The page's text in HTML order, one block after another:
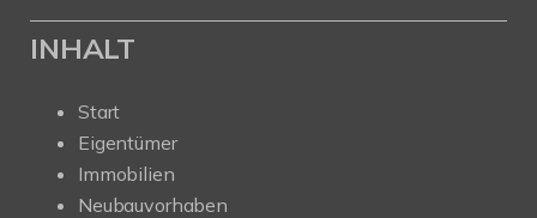
INHALT
Start
Eigentümer
Immobilien
Neubauvorhaben